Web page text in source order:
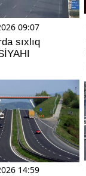
09:07
sıxlıq
14:59